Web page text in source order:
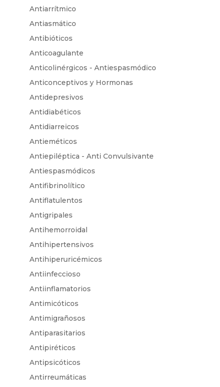
Antiarrítmico
Antiasmático
Antibióticos
Anticoagulante
Anticolinérgicos - Antiespasmódico
Anticonceptivos y Hormonas
Antidepresivos
Antidiabéticos
Antidiarreicos
Antieméticos
Antiepiléptica - Anti Convulsivante
Antiespasmódicos
Antifibrinolítico
Antiflatulentos
Antigripales
Antihemorroidal
Antihipertensivos
Antihiperuricémicos
Antiinfeccioso
Antiinflamatorios
Antimicóticos
Antimigrañosos
Antiparasitarios
Antipiréticos
Antipsicóticos
Antirreumáticas